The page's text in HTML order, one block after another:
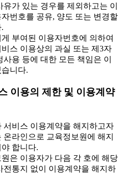
가 있는 경우를 제외하고는 이
번호를 공유, 양도 또는 변경할
부여된 이용자번호에 의하여
스 이용상의 과실 또는 제3자
사용 등에 대한 모든 책임은 이
니다.
이용의 제한 및 이용계약
비스 이용계약을 해지하고자
온라인으로 교육정보원에 해지
합니다.
은 이용자가 다음 각 호에 해당
전통지 없이 이용계약을 해지하